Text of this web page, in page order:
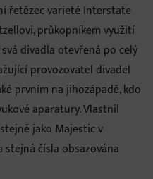
řetězec varieté Interstate
průkopníkem využití
divadla otevřená po celý
provozovatel divadel
prvním na jihozápadě, kdo
aparatury. Vlastnil
jako Majestic v
stejná čísla obsazována